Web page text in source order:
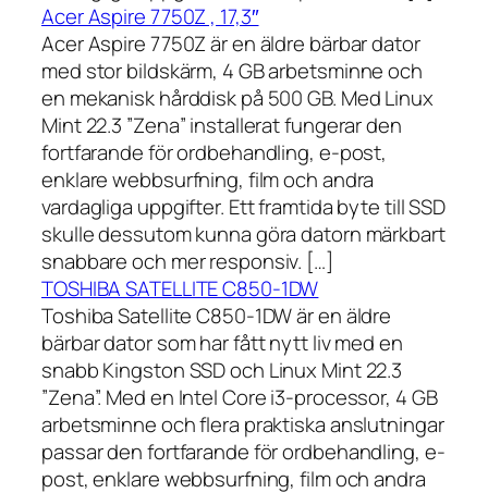
Acer Aspire 7750Z , 17,3″
Acer Aspire 7750Z är en äldre bärbar dator
med stor bildskärm, 4 GB arbetsminne och
en mekanisk hårddisk på 500 GB. Med Linux
Mint 22.3 ”Zena” installerat fungerar den
fortfarande för ordbehandling, e-post,
enklare webbsurfning, film och andra
vardagliga uppgifter. Ett framtida byte till SSD
skulle dessutom kunna göra datorn märkbart
snabbare och mer responsiv. […]
TOSHIBA SATELLITE C850-1DW
Toshiba Satellite C850-1DW är en äldre
bärbar dator som har fått nytt liv med en
snabb Kingston SSD och Linux Mint 22.3
”Zena”. Med en Intel Core i3-processor, 4 GB
arbetsminne och flera praktiska anslutningar
passar den fortfarande för ordbehandling, e-
post, enklare webbsurfning, film och andra